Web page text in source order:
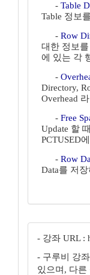
- Table
Table 정보
- Row
대한 정보
에 있는 각
-
Directory,
Overhead
- Free
Update 할
PCTUSED
- Row
Data를 저
- 강좌 URL :
- 구루비 강
있으며, 다른